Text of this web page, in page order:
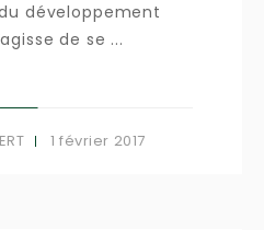
développement
de se ...
1 février 2017